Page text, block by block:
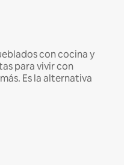
con cocina y
para vivir con
Es la alternativa